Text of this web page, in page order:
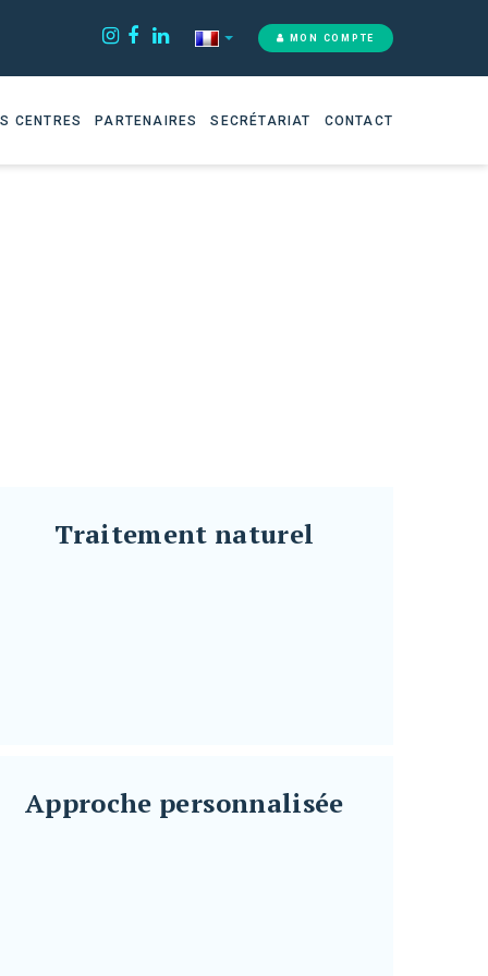
MON COMPTE
CENTRES PARTENAIRES SECRÉTARIAT CONTACT
Traitement naturel
Approche personnalisée